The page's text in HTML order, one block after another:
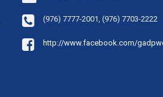
(976) 7777-2001, (976) 7703-2222
http://www.facebook.com/